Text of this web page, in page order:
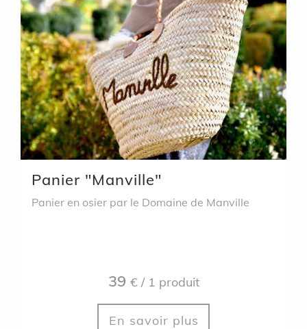
Panier "Manville"
Panier en osier par le Domaine de Manville
39 € / 1 produit
En savoir plus